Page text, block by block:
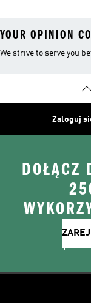
YOUR OPINION
We strive to serve you
Zaloguj
DOŁĄCZ